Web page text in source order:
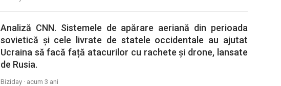
Analiză CNN. Sistemele de apărare aeriană din perioada
sovietică și cele livrate de statele occidentale au ajutat
Ucraina să facă față atacurilor cu rachete și drone, lansate
de Rusia.
Biziday · acum 3 ani